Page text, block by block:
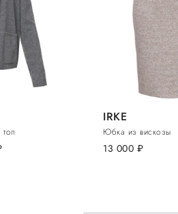
IRKE
Юбка из вискозы
13 000 руб.